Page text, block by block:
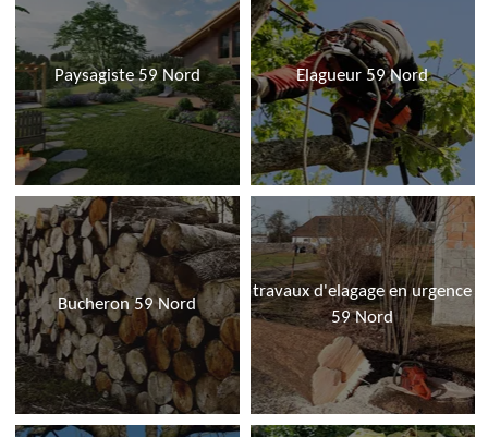
Paysagiste 59 Nord Elagueur 59 Nord
Bucheron 59 Nord
travaux d'elagage en urgence
59 Nord